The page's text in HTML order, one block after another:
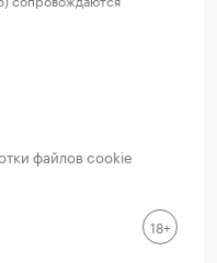
файлов cookie
18+